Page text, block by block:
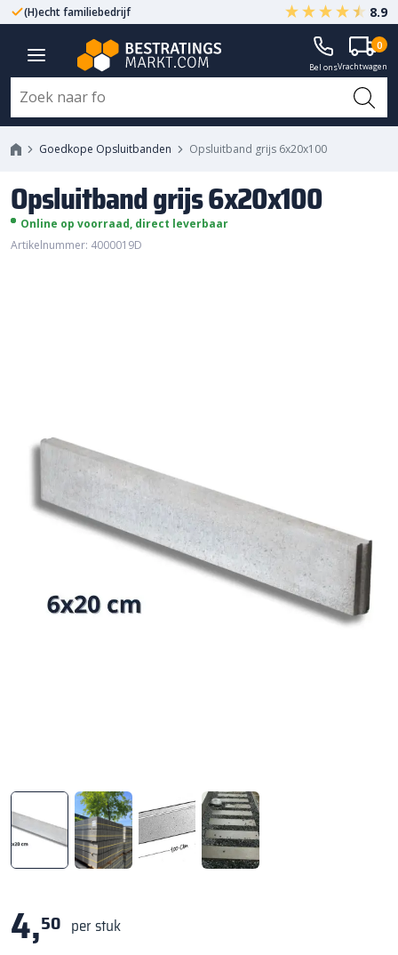
(H)echt familiebedrijf Gegarandeerd A-kwaliteit
8.9
Bel onsVrachtwagen
0
Goedkope Opsluitbanden Opsluitband grijs 6x20x100
Opsluitband grijs 6x20x100
Online op voorraad, direct leverbaar
Artikelnummer: 4000019D
4,50 per stuk
Opsluitband grijs 6x20x100